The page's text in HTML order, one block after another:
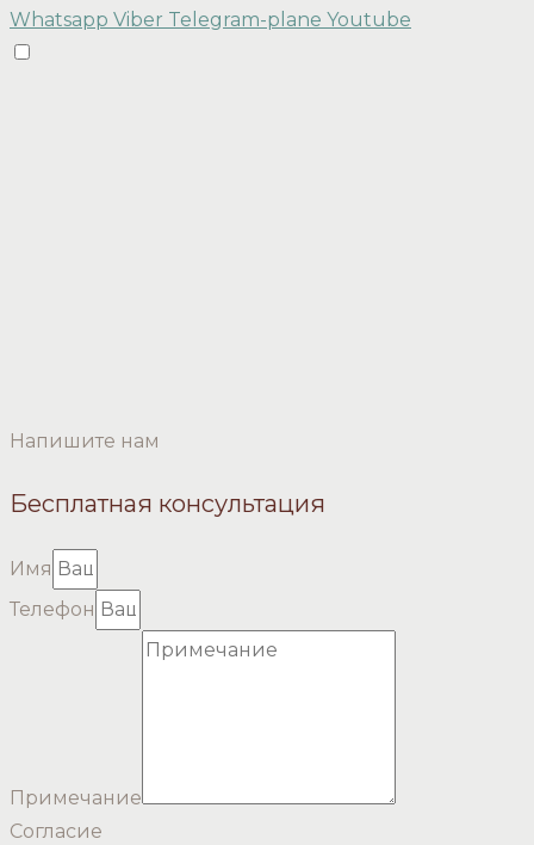
Whatsapp Viber Telegram-plane Youtube
Напишите нам
Бесплатная консультация
Имя
Телефон
Примечание
Согласие